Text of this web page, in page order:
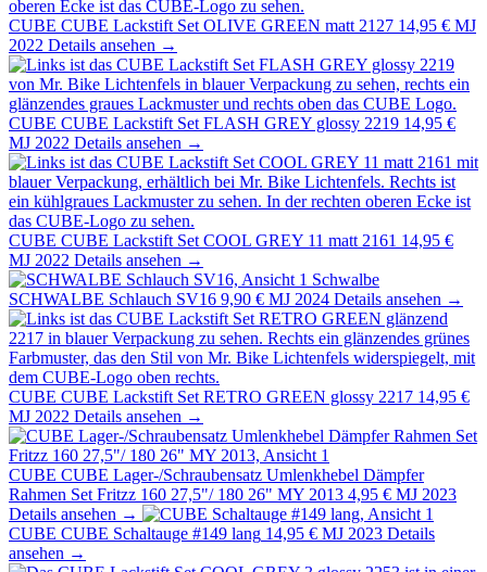
CUBE CUBE Lackstift Set OLIVE GREEN matt 2127 14,95 € MJ
2022 Details ansehen →
CUBE CUBE Lackstift Set FLASH GREY glossy 2219 14,95 €
MJ 2022 Details ansehen →
CUBE CUBE Lackstift Set COOL GREY 11 matt 2161 14,95 €
MJ 2022 Details ansehen →
Schwalbe
SCHWALBE Schlauch SV16 9,90 € MJ 2024 Details ansehen →
CUBE CUBE Lackstift Set RETRO GREEN glossy 2217 14,95 €
MJ 2022 Details ansehen →
CUBE CUBE Lager-/Schraubensatz Umlenkhebel Dämpfer
Rahmen Set Fritzz 160 27,5"/ 180 26" MY 2013 4,95 € MJ 2023
Details ansehen →
CUBE CUBE Schaltauge #149 lang 14,95 € MJ 2023 Details
ansehen →